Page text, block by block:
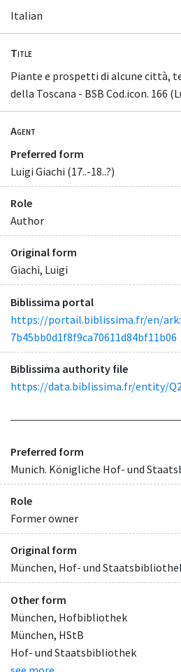
Italian
Title
Piante e prospetti di alcune città,
della Toscana - BSB Cod.icon. 166
Agent
Preferred form
Luigi Giachi (17..-18..?)
Role
Author
Original form
Giachi, Luigi
Biblissima portal
https://portail.biblissima.fr/en/
7b45bb0d1f8f9ca70611d84bf11b06
Biblissima authority file
https://data.biblissima.fr/entity/
Preferred form
Munich. Königliche Hof- und
Role
Former owner
Original form
München, Hof- und
Other form
München, Hofbibliothek
München, HStB
Hof- und Staatsbibliothek